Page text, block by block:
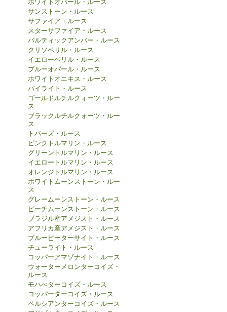
ホワイトオパール・ルース
サンストーン・ルース
サファイア・ルース
スターサファイア・ルース
バルティックアンバー・ルース
クリソベリル・ルース
イエローベリル・ルース
ブルーオパール・ルース
ホワイトオニキス・ルース
パイライト・ルース
ゴールドルチルクォーツ・ルー
ス
ブラックルチルクォーツ・ルー
ス
トパーズ・ルース
ピンクトルマリン・ルース
グリーントルマリン・ルース
イエロートルマリン・ルース
オレンジトルマリン・ルース
ホワイトムーンストーン・ルー
ス
グレームーンストーン・ルース
ピーチムーンストーン・ルース
ブラジル産アメジスト・ルース
アフリカ産アメジスト・ルース
ブルーピーターサイト・ルース
チューライト・ルース
コッパーアマゾナイト・ルース
ウォーターメロンターコイズ・
ルース
モハべターコイズ・ルース
コッパーターコイズ・ルース
ペルシアンターコイズ・ルース